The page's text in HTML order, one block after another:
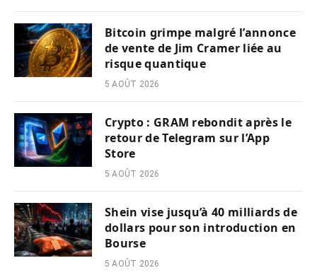
Bitcoin grimpe malgré l’annonce
de vente de Jim Cramer liée au
risque quantique
5 AOÛT 2026
Crypto : GRAM rebondit après le
retour de Telegram sur l’App
Store
5 AOÛT 2026
Shein vise jusqu’à 40 milliards de
dollars pour son introduction en
Bourse
5 AOÛT 2026